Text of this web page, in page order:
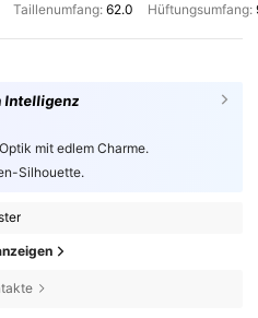
Taillenumfang: 62.0 Hüftungsumfang:
Intelligenz
mit edlem Charme.
Silhouette.